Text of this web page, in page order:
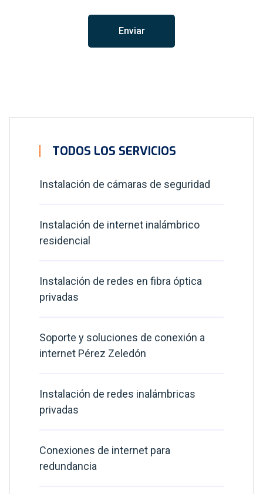
TODOS LOS SERVICIOS
Instalación de cámaras de seguridad
Instalación de internet inalámbrico
residencial
Instalación de redes en fibra óptica
privadas
Soporte y soluciones de conexión a
internet Pérez Zeledón
Instalación de redes inalámbricas
privadas
Conexiones de internet para
redundancia